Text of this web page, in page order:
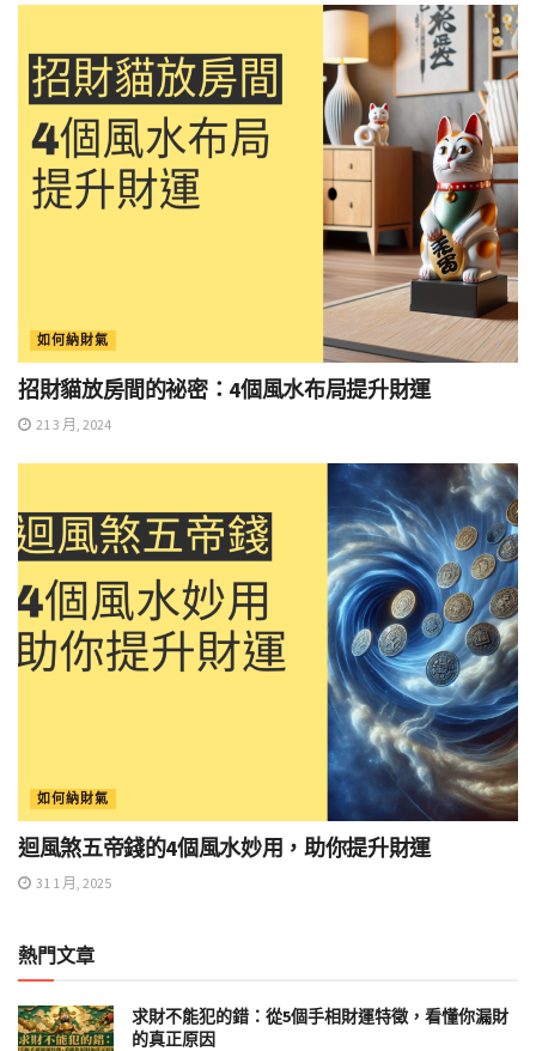
如何納財氣
招財貓放房間的祕密：4個風水布局提升財運
21 3 月, 2024
如何納財氣
迴風煞五帝錢的4個風水妙用，助你提升財運
31 1 月, 2025
熱門文章
求財不能犯的錯：從5個手相財運特徵，看懂你漏財
的真正原因